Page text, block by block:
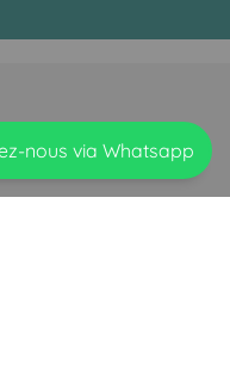
nous via Whatsapp